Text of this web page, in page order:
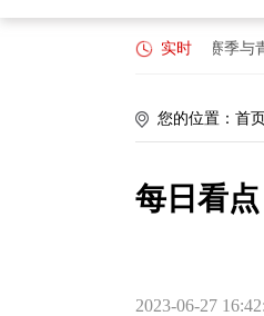
实时
浙江广厦上赛季与青岛
您的位置： 首页
每日看
2023-06-27